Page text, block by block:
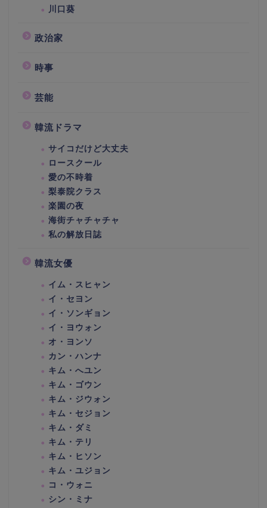
川口葵
政治家
時事
芸能
韓流ドラマ
サイコだけど大丈夫
ロースクール
愛の不時着
梨泰院クラス
楽園の夜
海街チャチャチャ
私の解放日誌
韓流女優
イム・スヒャン
イ・セヨン
イ・ソンギョン
イ・ヨウォン
オ・ヨンソ
カン・ハンナ
キム・へユン
キム・ゴウン
キム・ジウォン
キム・セジョン
キム・ダミ
キム・テリ
キム・ヒソン
キム・ユジョン
コ・ウォニ
シン・ミナ